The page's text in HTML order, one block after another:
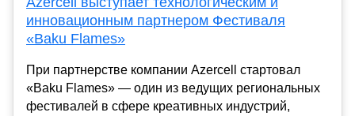
инновационным партнером Фестиваля
«Baku Flames»
При партнерстве компании Azercell стартовал
«Baku Flames» — один из ведущих региональных
фестивалей в сфере креативных индустрий,